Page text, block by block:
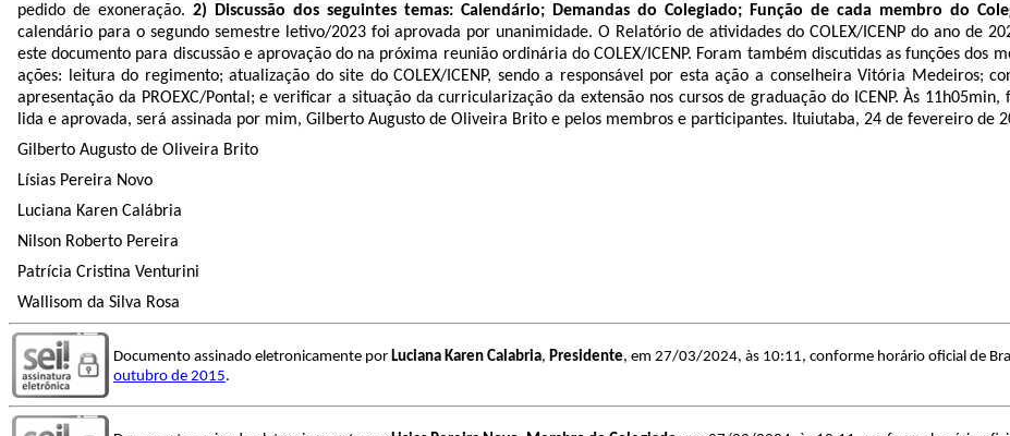
pedido de exoneração. 2) Discussão dos seguintes temas: Calendário; Demandas do Colegiado; Função de cada membro do
calendário para o segundo semestre letivo/2023 foi aprovada por unanimidade. O Relatório de atividades do COLEX/ICENP do ano de
este documento para discussão e aprovação do na próxima reunião ordinária do COLEX/ICENP. Foram também discutidas as funções dos
ações: leitura do regimento; atualização do site do COLEX/ICENP, sendo a responsável por esta ação a conselheira Vitória Medeiros;
apresentação da PROEXC/Pontal; e verificar a situação da curricularização da extensão nos cursos de graduação do ICENP. Às
lida e aprovada, será assinada por mim, Gilberto Augusto de Oliveira Brito e pelos membros e participantes. Ituiutaba, 24 de fevereiro de
Gilberto Augusto de Oliveira Brito
Lísias Pereira Novo
Luciana Karen Calábria
Nilson Roberto Pereira
Patrícia Cristina Venturini
Wallisom da Silva Rosa
Documento assinado eletronicamente por Luciana Karen Calabria, Presidente, em 27/03/2024, às 10:11, conforme horário oficial de
outubro de 2015.